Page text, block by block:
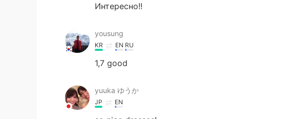
Интересно!!
yousung
KR EN RU
1,7 good
yuuka ゆうか
JP EN